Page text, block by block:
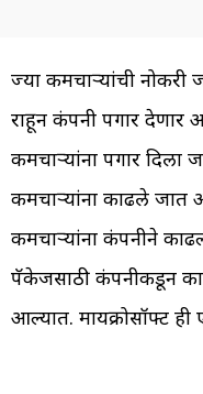
ज्या कर्मचाऱ्यांची
राहून कंपनी पगार
कर्मचाऱ्यांना पगार
कर्मचाऱ्यांना काढले जात
कर्मचाऱ्यांना कंपनीने
पॅकेजसाठी कंपनीकडून
आल्यात. मायक्रोसॉफ्ट